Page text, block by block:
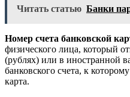
Читать статью Банки
Номер счета банковской
физического лица, который
(рублях) или в иностранной
банковского счета, к
карта.